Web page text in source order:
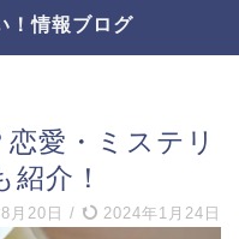
！情報ブログ
愛・ミステリ
介！
月20日 / 2024年1月24日